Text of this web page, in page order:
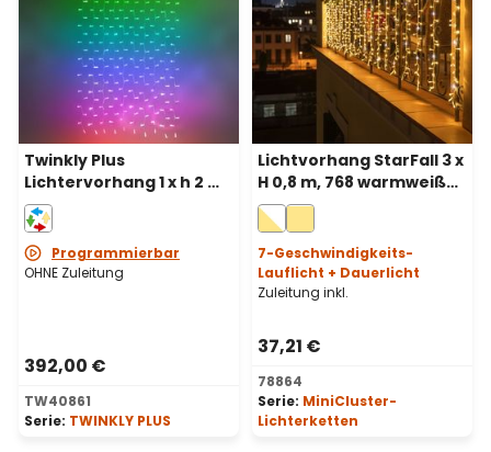
Twinkly Plus
Lichtervorhang 1 x h 2 m,
250 PixelLEDs, RGB und
warmweiß, schwarzes
KabelProgrammierbar
OHNE Zuleitung
392,00 €
TW40861
Serie: TWINKLY PLUS
Lichtvorhang StarFall 3 x
H 0,8 m, 768 warmweiße
LEDs und kaltweiß,
transparentes Kabel
7-Geschwindigkeits-
Lauflicht + Dauerlicht
Zuleitung inkl.
37,21 €
78864
Serie: MiniCluster-
Lichterketten